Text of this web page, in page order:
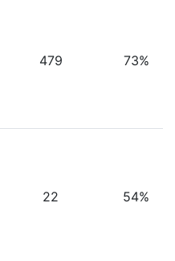
479 73%
22 54%